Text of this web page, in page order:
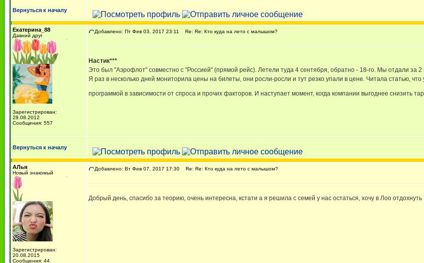
Вернуться к началу
Екатерина_88
Давний друг
Зарегистрирован:
28.08.2012
Сообщения: 557
Добавлено: Пт Фев 03, 2017 23:11 Re: Re: Кто куда на лето с малышом?
Настик***
Это был "Аэрофлот" совместно с "Россией" (прямой рейс). Летели туда 4 сентября, обратно - 18-го. Мы отдали за
Я раз в несколько дней мониторила цены на билеты, они росли-росли и тут резко упали в цене. Читала статью,
программой в зависимости от спроса и прочих факторов. И наступает момент, когда компании выгоднее снизить
Вернуться к началу
АЛья
Новый знакомый
Зарегистрирован:
20.08.2015
Сообщения: 44
Добавлено: Вт Фев 07, 2017 17:30 Re: Re: Кто куда на лето с малышом?
Добрый день, спасибо за теорию, очень интересна, кстати а я решила с семей у нас остаться, хочу в Лоо отдохнуть